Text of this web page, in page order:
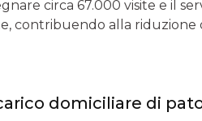
circa 67.000 visite e il
contribuendo alla riduzione
domiciliare di